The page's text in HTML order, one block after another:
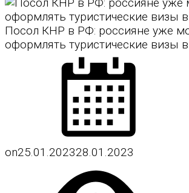
Посол КНР в РФ: россияне уже
оформлять туристические визы
on25.01.202328.01.2023